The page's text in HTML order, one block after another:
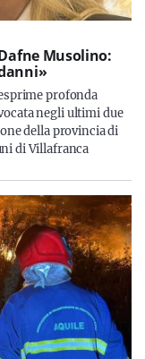
Musolino:
profonda
negli ultimi due
della provincia di
di Villafranca